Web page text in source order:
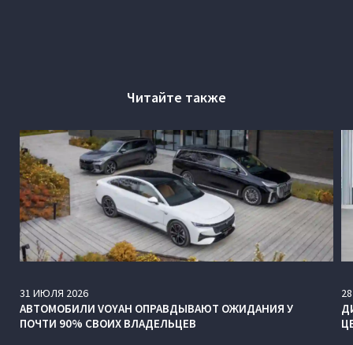
Читайте также
31 ИЮЛЯ 2026
АВТОМОБИЛИ VOYAH ОПРАВДЫВАЮТ ОЖИДАНИЯ У
ПОЧТИ 90% СВОИХ ВЛАДЕЛЬЦЕВ
28